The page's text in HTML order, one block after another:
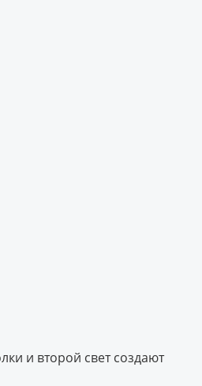
и второй свет создают